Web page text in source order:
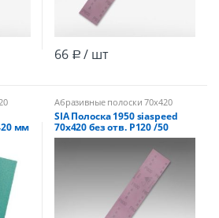
66 Р / шт
мм
Абразивные полоски 70х420
SIA Полоска 1950 siaspeed
70х420 без отв. Р120 /50